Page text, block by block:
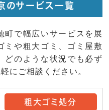
のサービス一覧
町で幅広いサービスを展
ミや粗大ゴミ、ゴミ屋敷
どのような状況でも必ず
にご相談ください。
粗大ゴミ処分